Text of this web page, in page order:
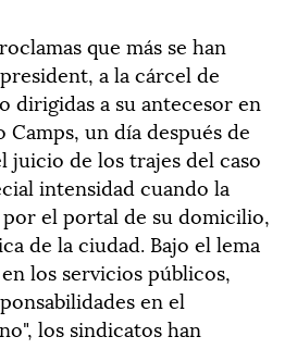
que más se han
a la cárcel de
dirigidas a su antecesor en
un día después de
juicio de los trajes del caso
intensidad cuando la
por el portal de su domicilio,
de la ciudad. Bajo el lema
los servicios públicos,
en el
los sindicatos han